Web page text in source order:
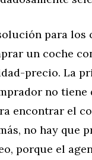
para los
un coche
precio. La
no tiene
encontrar el
no hay que
porque el